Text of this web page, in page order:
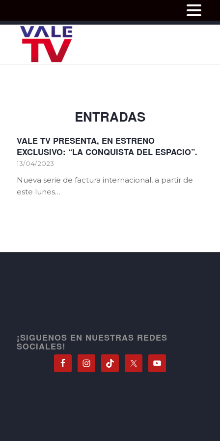
ENTRADAS
VALE TV PRESENTA, EN ESTRENO
EXCLUSIVO: “LA CONQUISTA DEL ESPACIO”.
13/04/2023
Nueva serie de factura internacional, a partir de
este lunes…
¡SIGUENOS EN NUESTRAS REDES
SOCIALES!